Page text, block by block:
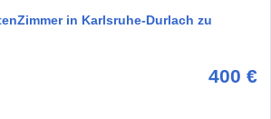
in Karlsruhe-Durlach zu
400 €